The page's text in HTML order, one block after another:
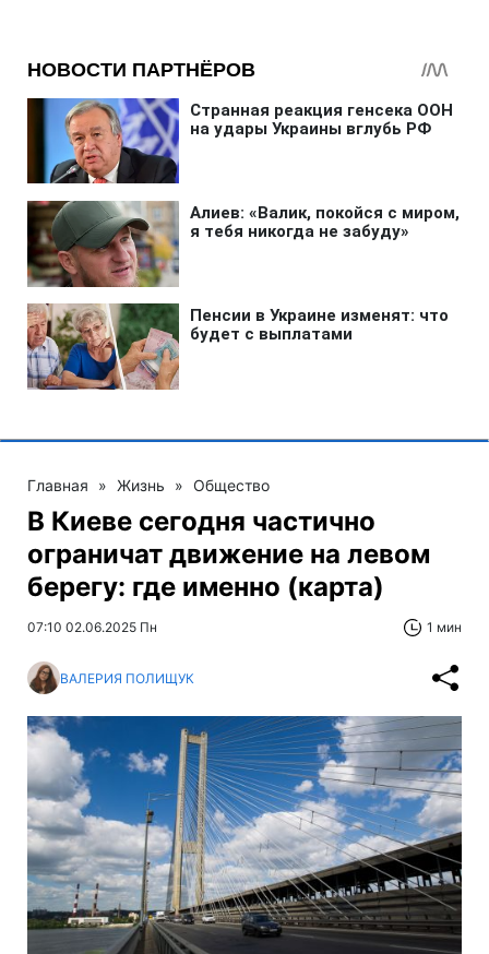
Главная » Жизнь » Общество
В Киеве сегодня частично
ограничат движение на левом
берегу: где именно (карта)
07:10 02.06.2025 Пн 1 мин
ВАЛЕРИЯ ПОЛИЩУК